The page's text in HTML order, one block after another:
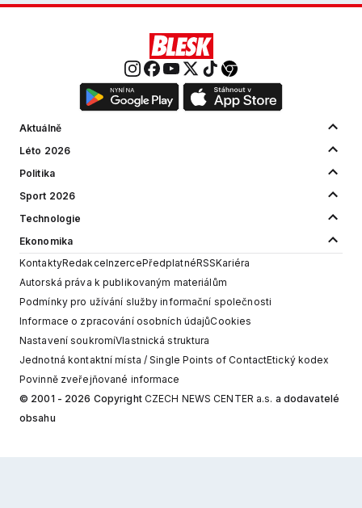
Aktuálně
Léto 2026
Politika
Sport 2026
Technologie
Ekonomika
KontaktyRedakceInzercePředplatnéRSSKariéra
Autorská práva k publikovaným materiálům
Podmínky pro užívání služby informační společnosti
Informace o zpracování osobních údajůCookies
Nastavení soukromíVlastnická struktura
Jednotná kontaktní místa / Single Points of ContactEtický kodex
Povinně zveřejňované informace
© 2001 - 2026 Copyright CZECH NEWS CENTER a.s. a dodavatelé
obsahu